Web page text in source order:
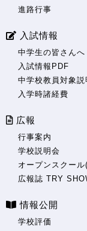
進路行事
入試情報
中学生の皆さんへ
入試情報PDF
中学校教員対象説
入学時諸経費
広報
行事案内
学校説明会
オープンスクー
広報誌 TRY
情報公開
学校評価